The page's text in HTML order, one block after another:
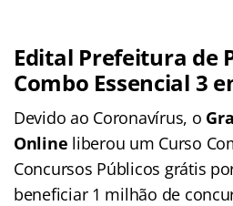
Edital Prefeitura de
Combo Essencial 3
Devido ao Coronavírus, o
Online liberou um Curso
Concursos Públicos grátis
beneficiar 1 milhão de